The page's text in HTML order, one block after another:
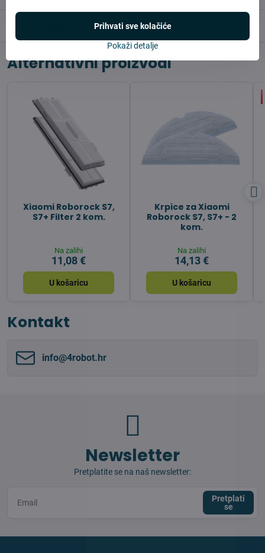
Alternativni proizvodi
Xiaomi Roborock S7,
S7+ Filter 2 kom.
Na zalihi
11,08 €
U košaricu
Krpice za Xiaomi
Roborock S7, S7+ - 2
kom.
Na zalihi
14,13 €
U košaricu
Kontakt
info​@4robot​.hr
Newsletter
Pretplatite se na naš newsletter:
Pretplati
se
Pokaži detalje
Prihvati sve kolačiće